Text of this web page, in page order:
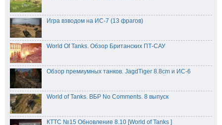
Игра взводом на ИС-7 (13 фрагов)
World Of Tanks. Обзор Британских ПТ-САУ
Обзор премиумных танков. JagdTiger 8.8cm и ИС-6
World of Tanks. ВБР No Comments. 8 выпуск
КТТС №15 Обновление 8.10 [World of Tanks ]